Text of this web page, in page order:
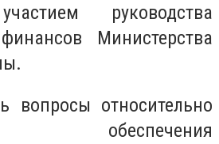
руководства
Министерства
вопросы относительно
обеспечения